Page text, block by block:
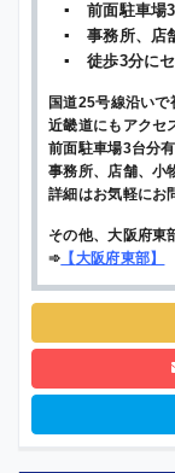
▪ 前面駐車場
▪ 事務所、店
▪ 徒歩3分にセ
国道25号線沿いで
近畿道にもアクセ
前面駐車場3台分有
事務所、店舗、小
詳細はお気軽にお
その他、大阪府東
➾ 【大阪府東部】